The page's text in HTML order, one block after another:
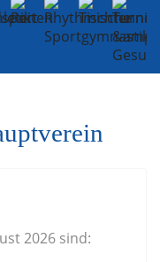
2026 sind: